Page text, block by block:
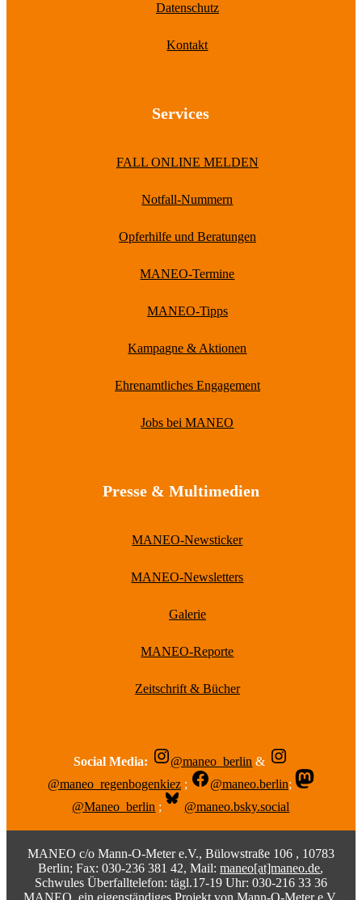
Datenschutz
Kontakt
Services
FALL ONLINE MELDEN
Notfall-Nummern
Opferhilfe und Beratungen
MANEO-Termine
MANEO-Tipps
Kampagne & Aktionen
Ehrenamtliches Engagement
Jobs bei MANEO
Presse & Multimedien
MANEO-Newsticker
MANEO-Newsletters
Galerie
MANEO-Reporte
Zeitschrift & Bücher
Social Media: @maneo_berlin &
@maneo_regenbogenkiez ; @maneo.berlin;
@Maneo_berlin ; @maneo.bsky.social
MANEO c/o Mann-O-Meter e.V., Bülowstraße 106 , 10783
Berlin; Fax: 030-236 381 42, Mail:maneo[at]maneo.de,
Schwules Überfalltelefon: tägl.17-19 Uhr: 030-216 33 36
MANEO, ein eigenständiges Projekt von Mann-O-Meter e.V.